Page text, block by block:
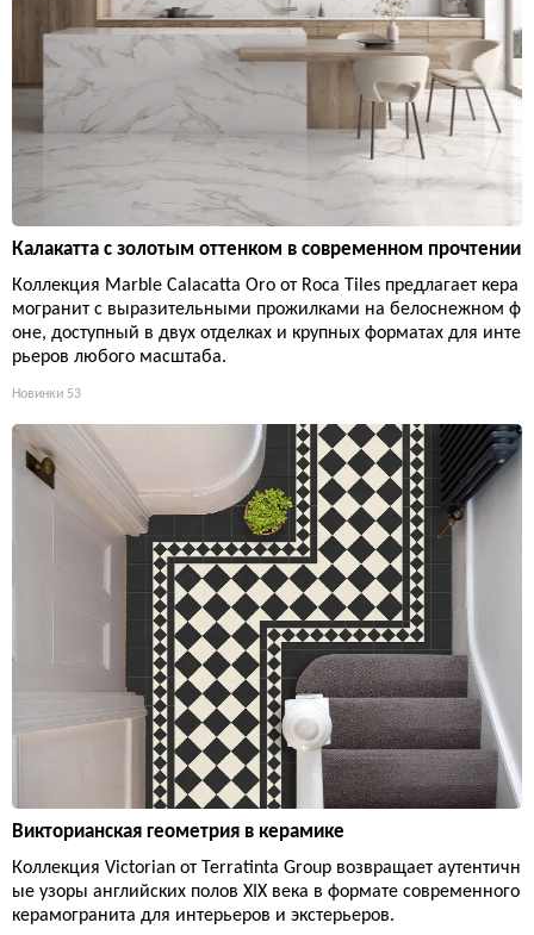
Калакатта с золотым оттенком в современном прочтении
Коллекция Marble Calacatta Oro от Roca Tiles предлагает кера
могранит с выразительными прожилками на белоснежном ф
оне, доступный в двух отделках и крупных форматах для инте
рьеров любого масштаба.
Новинки 53
Викторианская геометрия в керамике
Коллекция Victorian от Terratinta Group возвращает аутентичн
ые узоры английских полов XIX века в формате современного
керамогранита для интерьеров и экстерьеров.